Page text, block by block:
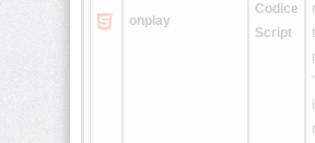
onplay
Codice
Script